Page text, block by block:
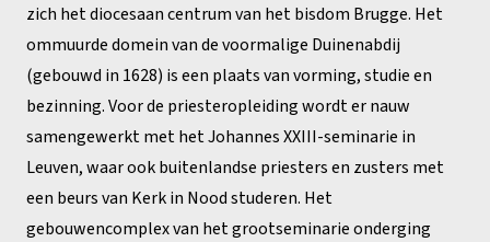
zich het diocesaan centrum van het bisdom Brugge. Het
ommuurde domein van de voormalige Duinenabdij
(gebouwd in 1628) is een plaats van vorming, studie en
bezinning. Voor de priesteropleiding wordt er nauw
samengewerkt met het Johannes XXIII-seminarie in
Leuven, waar ook buitenlandse priesters en zusters met
een beurs van Kerk in Nood studeren. Het
gebouwencomplex van het grootseminarie onderging